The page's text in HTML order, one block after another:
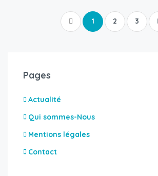
1 2 3
Pages
Actualité
Qui sommes-Nous
Mentions légales
Contact